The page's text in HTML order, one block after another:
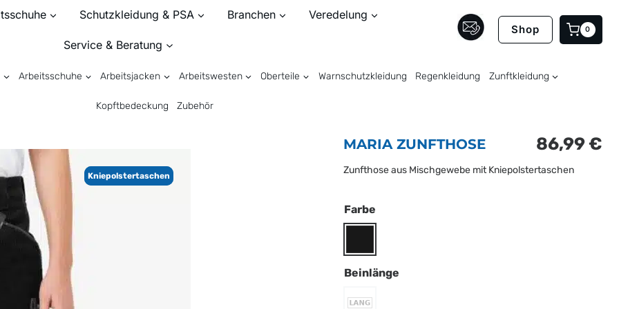
Schutzkleidung & PSA Branchen Veredelung
Service & Beratung
Shop 0
Arbeitsschuhe Arbeitsjacken Arbeitswesten Oberteile Warnschutzkleidung Regenkleidung Zunftkleidung
Kopftbedeckung Zubehör
Kniepolstertaschen
Kniepolstertaschen
MARIA ZUNFTHOSE 86,99€
Zunfthose aus Mischgewebe mit Kniepolstertaschen
Farbe
Beinlänge